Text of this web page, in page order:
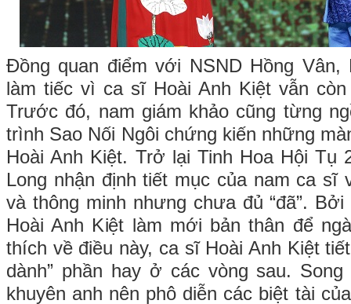
Đồng quan điểm với NSND Hồng Vân,
làm tiếc vì ca sĩ Hoài Anh Kiệt vẫn còn
Trước đó, nam giám khảo cũng từng
trình Sao Nối Ngôi chứng kiến những
Hoài Anh Kiệt. Trở lại Tinh Hoa Hội Tụ
Long nhận định tiết mục của nam ca sĩ
và thông minh nhưng chưa đủ “đã”.
Hoài Anh Kiệt làm mới bản thân để
thích về điều này, ca sĩ Hoài Anh Kiệt
dành” phần hay ở các vòng sau.
khuyên anh nên phô diễn các biệt tài